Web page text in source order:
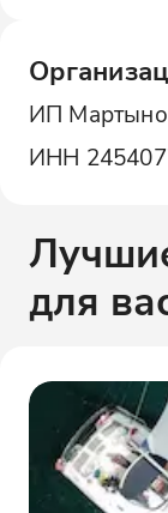
ИП
ИНН
для